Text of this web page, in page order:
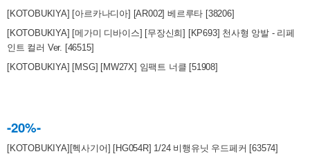
[KOTOBUKIYA] [아르카나디아] [AR002] 베르루타 [38206]
[KOTOBUKIYA] [메가미 디바이스] [무장신희] [KP693] 천사형 앙발 - 리페
인트 컬러 Ver. [46515]
[KOTOBUKIYA] [MSG] [MW27X] 임팩트 너클 [51908]
-20%-
[KOTOBUKIYA][헥사기어] [HG054R] 1/24 비행유닛 우드페커 [63574]